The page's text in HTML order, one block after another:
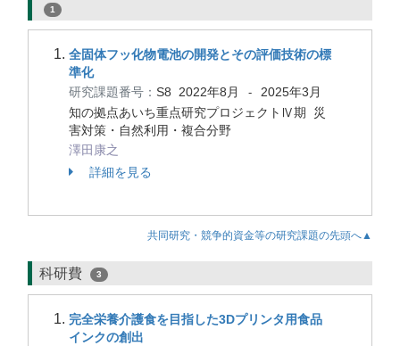
1
全固体フッ化物電池の開発とその評価技術の標
準化
研究課題番号： S8 2022年8月 -
2025年3月
知の拠点あいち重点研究プロジェクトⅣ期 災
害対策・自然利用・複合分野
澤田康之
詳細を見る
共同研究・競争的資金等の研究課題の先頭へ▲
科研費 3
完全栄養介護食を目指した3Dプリンタ用食品
インクの創出